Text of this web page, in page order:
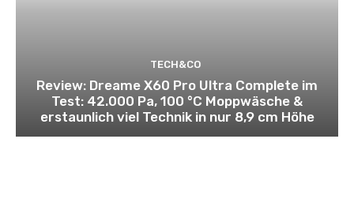
TECH&CO
Review: Dreame X60 Pro Ultra Complete im
Test: 42.000 Pa, 100 °C Moppwäsche &
erstaunlich viel Technik in nur 8,9 cm Höhe